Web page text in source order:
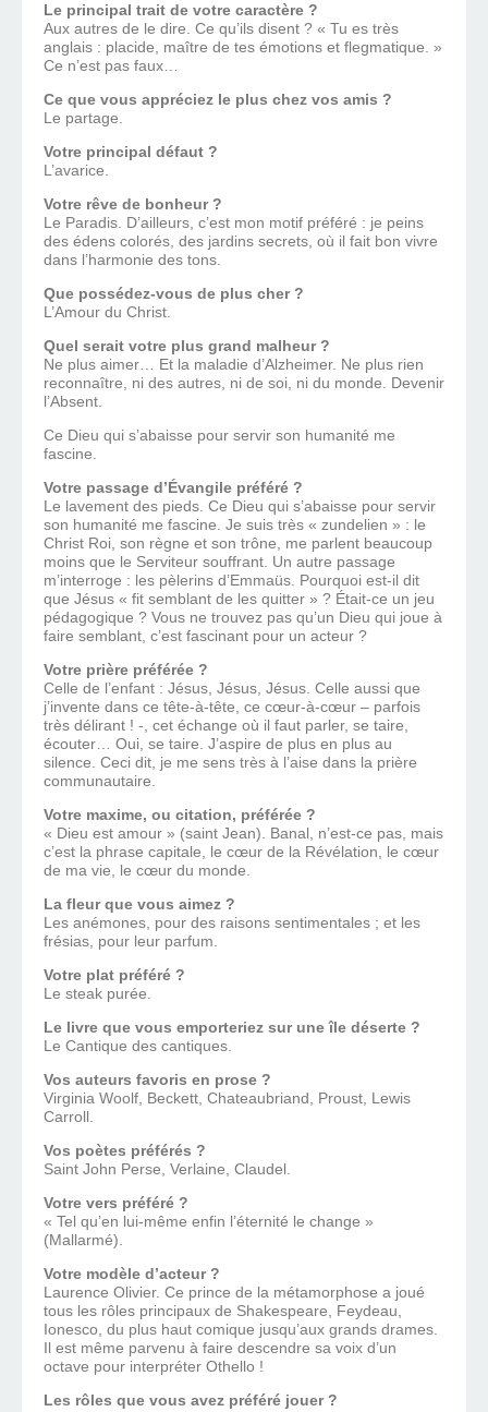
Le principal trait de votre caractère ?
Aux autres de le dire. Ce qu’ils disent ? « Tu es très
anglais : placide, maître de tes émotions et flegmatique. »
Ce n’est pas faux…
Ce que vous appréciez le plus chez vos amis ?
Le partage.
Votre principal défaut ?
L’avarice.
Votre rêve de bonheur ?
Le Paradis. D’ailleurs, c’est mon motif préféré : je peins
des édens colorés, des jardins secrets, où il fait bon vivre
dans l’harmonie des tons.
Que possédez-vous de plus cher ?
L’Amour du Christ.
Quel serait votre plus grand malheur ?
Ne plus aimer… Et la maladie d’Alzheimer. Ne plus rien
reconnaître, ni des autres, ni de soi, ni du monde. Devenir
l’Absent.
Ce Dieu qui s’abaisse pour servir son humanité me
fascine.
Votre passage d’Évangile préféré ?
Le lavement des pieds. Ce Dieu qui s’abaisse pour servir
son humanité me fascine. Je suis très « zundelien » : le
Christ Roi, son règne et son trône, me parlent beaucoup
moins que le Serviteur souffrant. Un autre passage
m’interroge : les pèlerins d’Emmaüs. Pourquoi est-il dit
que Jésus « fit semblant de les quitter » ? Était-ce un jeu
pédagogique ? Vous ne trouvez pas qu’un Dieu qui joue à
faire semblant, c’est fascinant pour un acteur ?
Votre prière préférée ?
Celle de l’enfant : Jésus, Jésus, Jésus. Celle aussi que
j’invente dans ce tête-à-tête, ce cœur-à-cœur – parfois
très délirant ! -, cet échange où il faut parler, se taire,
écouter… Oui, se taire. J’aspire de plus en plus au
silence. Ceci dit, je me sens très à l’aise dans la prière
communautaire.
Votre maxime, ou citation, préférée ?
« Dieu est amour » (saint Jean). Banal, n’est-ce pas, mais
c’est la phrase capitale, le cœur de la Révélation, le cœur
de ma vie, le cœur du monde.
La fleur que vous aimez ?
Les anémones, pour des raisons sentimentales ; et les
frésias, pour leur parfum.
Votre plat préféré ?
Le steak purée.
Le livre que vous emporteriez sur une île déserte ?
Le Cantique des cantiques.
Vos auteurs favoris en prose ?
Virginia Woolf, Beckett, Chateaubriand, Proust, Lewis
Carroll.
Vos poètes préférés ?
Saint John Perse, Verlaine, Claudel.
Votre vers préféré ?
« Tel qu’en lui-même enfin l’éternité le change »
(Mallarmé).
Votre modèle d’acteur ?
Laurence Olivier. Ce prince de la métamorphose a joué
tous les rôles principaux de Shakespeare, Feydeau,
Ionesco, du plus haut comique jusqu’aux grands drames.
Il est même parvenu à faire descendre sa voix d’un
octave pour interpréter Othello !
Les rôles que vous avez préféré jouer ?